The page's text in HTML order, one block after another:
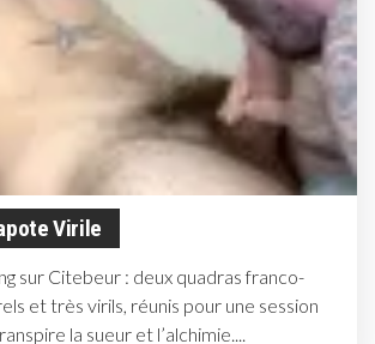
Virile
sur Citebeur : deux quadras franco-
et très virils, réunis pour une session
la sueur et l’alchimie....